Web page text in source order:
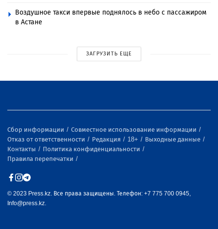
Воздушное такси впервые поднялось в небо с пассажиром
в Астане
ЗАГРУЗИТЬ ЕЩЕ
Сбор информации
Совместное использование информации
Отказ от ответственности
Редакция 18+
Выходные данные
Контакты
Политика конфиденциальности
Правила перепечатки
© 2023 Press.kz. Все права защищены. Телефон: +7 775 700 0945,
Info@press.kz.